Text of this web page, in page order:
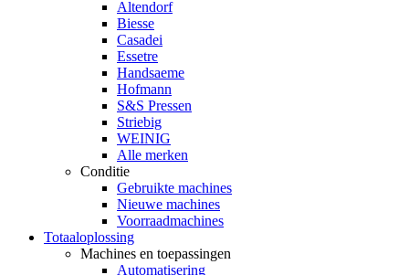
Altendorf
Biesse
Casadei
Essetre
Handsaeme
Hofmann
S&S Pressen
Striebig
WEINIG
Alle merken
Conditie
Gebruikte machines
Nieuwe machines
Voorraadmachines
Totaaloplossing
Machines en toepassingen
Automatisering